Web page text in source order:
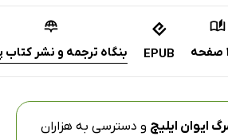
EPUB بنگاه ترجمه و نشر کتاب
ایوان ایلیچ و دسترسی به هزاران